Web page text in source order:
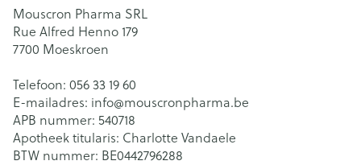
Mouscron Pharma SRL
Rue Alfred Henno 179
7700 Moeskroen
Telefoon: 056 33 19 60
E-mailadres: info@mouscronpharma.be
APB nummer: 540718
Apotheek titularis: Charlotte Vandaele
BTW nummer: BE0442796288